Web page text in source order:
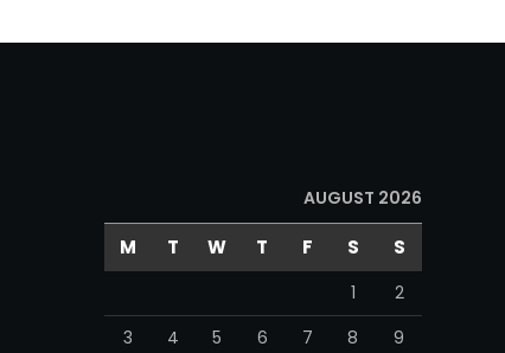
AUGUST 2026
M T W T F S S
1
2
3
4 5 6 7 8
9